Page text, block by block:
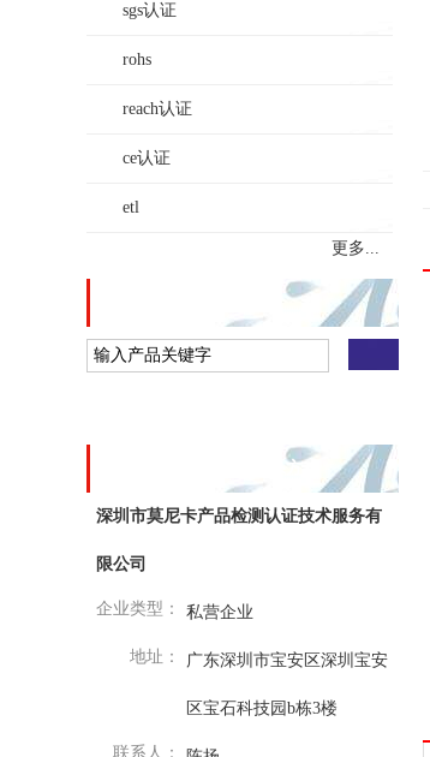
sgs认证
rohs
reach认证
ce认证
etl
更多...
下载和记娱乐的联系方式
深圳市莫尼卡产品检测认证技术服务有
限公司
企业类型： 私营企业
地址： 广东深圳市宝安区深圳宝安
区宝石科技园b栋3楼
联系人：